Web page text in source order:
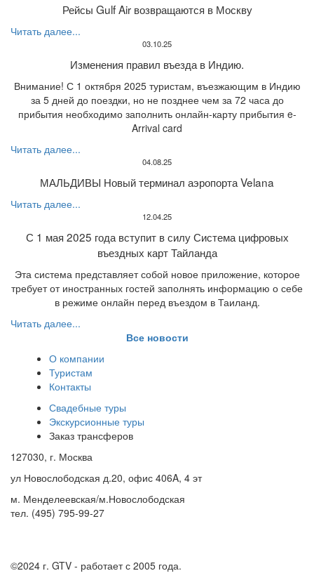
Рейсы Gulf Air возвращаются в Москву
Читать далее...
03.10.25
Изменения правил въезда в Индию.
Внимание! С 1 октября 2025 туристам, въезжающим в Индию
за 5 дней до поездки, но не позднее чем за 72 часа до
прибытия необходимо заполнить онлайн-карту прибытия e-
Arrival card
Читать далее...
04.08.25
МАЛЬДИВЫ Новый терминал аэропорта Velana
Читать далее...
12.04.25
С 1 мая 2025 года вступит в силу Система цифровых
въездных карт Тайланда
Эта система представляет собой новое приложение, которое
требует от иностранных гостей заполнять информацию о себе
в режиме онлайн перед въездом в Таиланд.
Читать далее...
Все новости
О компании
Туристам
Контакты
Свадебные туры
Экскурсионные туры
Заказ трансферов
127030, г. Москва
ул Новослободская д.20, офис 406A, 4 эт
м. Менделеевская/м.Новослободская
тел. (495) 795-99-27
©2024 г. GTV - работает с 2005 года.